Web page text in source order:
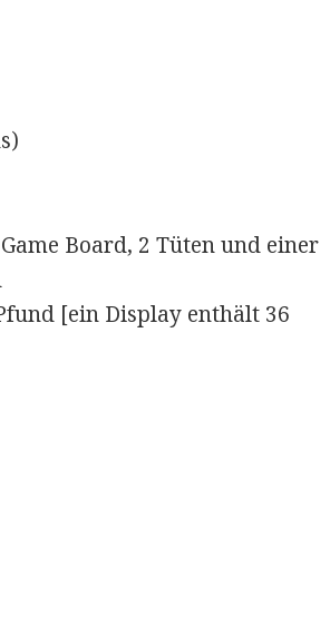
Board, 2 Tüten und einer
[ein Display enthält 36